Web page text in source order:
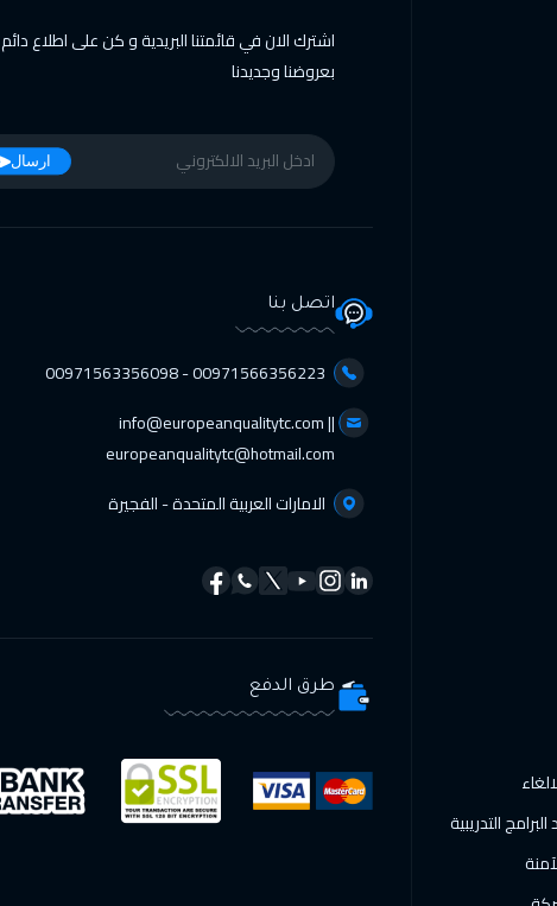
التدريبية
اشترك الان في قائمتنا البريدية و كن على اطلاع دائم
بعروضنا وجديدنا
ارسال
اتصل بنا
00971566356223 - 00971563356098⁩
info@europeanqualitytc.com ||
europeanqualitytc@hotmail.com
الامارات العربية المتحدة - الفجيرة
طرق الدفع